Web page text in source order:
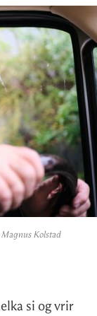
Magnus Kolstad
si og vrir